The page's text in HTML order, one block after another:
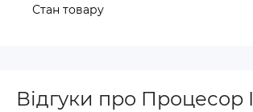
Стан товару
Відгуки про Процесор